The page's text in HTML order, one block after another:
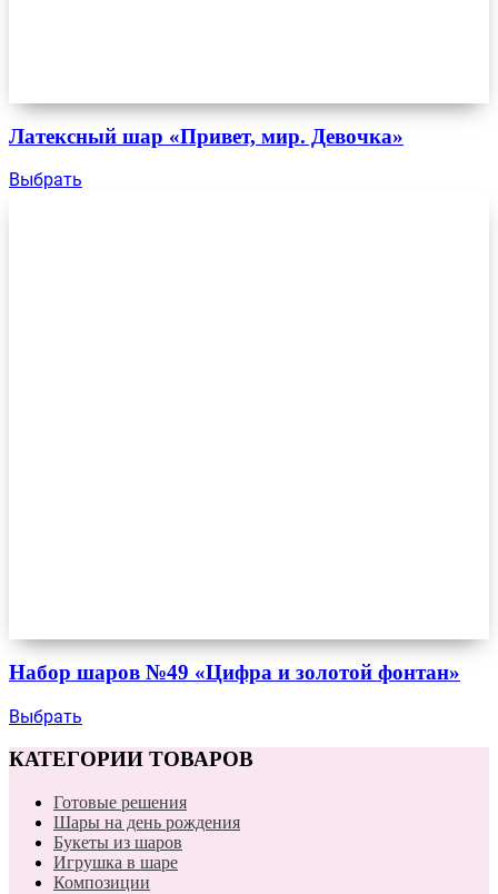
Латексный шар «Привет, мир. Девочка»
Выбрать
Набор шаров №49 «Цифра и золотой фонтан»
Выбрать
КАТЕГОРИИ ТОВАРОВ
Готовые решения
Шары на день рождения
Букеты из шаров
Игрушка в шаре
Композиции